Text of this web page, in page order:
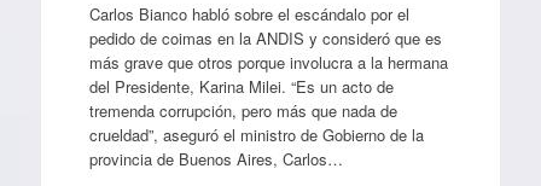
Carlos Bianco habló sobre el escándalo por el
pedido de coimas en la ANDIS y consideró que es
más grave que otros porque involucra a la hermana
del Presidente, Karina Milei. “Es un acto de
tremenda corrupción, pero más que nada de
crueldad”, aseguró el ministro de Gobierno de la
provincia de Buenos Aires, Carlos…